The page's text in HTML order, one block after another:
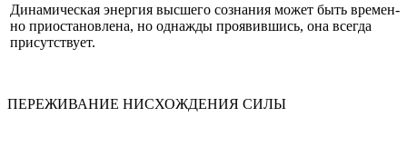
Динамическая энергия высшего сознания может быть времен­
но приостановлена, но однажды проявившись, она всегда
присутствует.
ПЕРЕЖИВАНИЕ НИСХОЖДЕНИЯ СИЛЫ